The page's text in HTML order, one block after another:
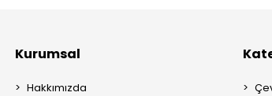
Kurumsal
Hakkımızda